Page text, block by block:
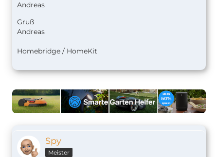
Andreas
Gruß
Andreas
Homebridge / HomeKit
Spy
Meister